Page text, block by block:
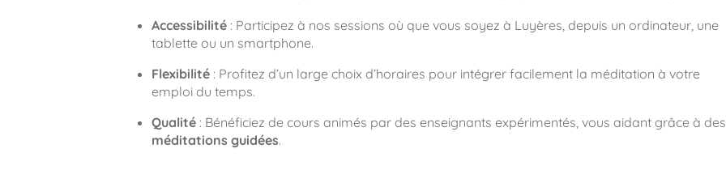
Accessibilité: Participez à nos sessions où que vous soyez à Luyères, depuis un ordinateur, une
tablette ou un smartphone.
Flexibilité: Profitez d’un large choix d’horaires pour intégrer facilement la méditation à votre
emploi du temps.
Qualité: Bénéficiez de cours animés par des enseignants expérimentés, vous aidant grâce à des
méditations guidées.